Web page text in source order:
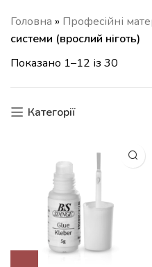
Головна » Професійні
системи (врослий ніготь)
Показано 1–12 із 30
Категорії